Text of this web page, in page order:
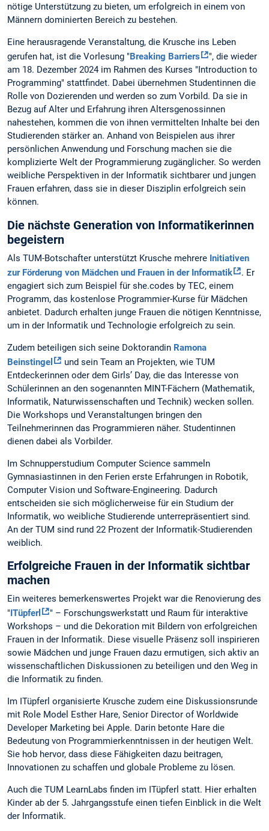
nötige Unterstützung zu bieten, um erfolgreich in einem von
Männern dominierten Bereich zu bestehen.
Eine herausragende Veranstaltung, die Krusche ins Leben
gerufen hat, ist die Vorlesung " Breaking Barriers
", die wieder
am 18. Dezember 2024 im Rahmen des Kurses "Introduction to
Programming" stattfindet. Dabei übernehmen Studentinnen die
Rolle von Dozierenden und werden so zum Vorbild. Da sie in
Bezug auf Alter und Erfahrung ihren Altersgenossinnen
nahestehen, kommen die von ihnen vermittelten Inhalte bei den
Studierenden stärker an. Anhand von Beispielen aus ihrer
persönlichen Anwendung und Forschung machen sie die
komplizierte Welt der Programmierung zugänglicher. So werden
weibliche Perspektiven in der Informatik sichtbarer und jungen
Frauen erfahren, dass sie in dieser Disziplin erfolgreich sein
können.
Die nächste Generation von Informatikerinnen
begeistern
Als TUM-Botschafter unterstützt Krusche mehrere Initiativen
zur Förderung von Mädchen und Frauen in der Informatik
. Er
engagiert sich zum Beispiel für she.codes by TEC, einem
Programm, das kostenlose Programmier-Kurse für Mädchen
anbietet. Dadurch erhalten junge Frauen die nötigen Kenntnisse,
um in der Informatik und Technologie erfolgreich zu sein.
Zudem beteiligen sich seine Doktorandin Ramona
Beinstingel
und sein Team an Projekten, wie TUM
Entdeckerinnen oder dem Girls’ Day, die das Interesse von
Schülerinnen an den sogenannten MINT-Fächern (Mathematik,
Informatik, Naturwissenschaften und Technik) wecken sollen.
Die Workshops und Veranstaltungen bringen den
Teilnehmerinnen das Programmieren näher. Studentinnen
dienen dabei als Vorbilder.
Im Schnupperstudium Computer Science sammeln
Gymnasiastinnen in den Ferien erste Erfahrungen in Robotik,
Computer Vision und Software-Engineering. Dadurch
entscheiden sie sich möglicherweise für ein Studium der
Informatik, wo weibliche Studierende unterrepräsentiert sind.
An der TUM sind rund 22 Prozent der Informatik-Studierenden
weiblich.
Erfolgreiche Frauen in der Informatik sichtbar
machen
Ein weiteres bemerkenswertes Projekt war die Renovierung des
"ITüpferl
" – Forschungswerkstatt und Raum für interaktive
Workshops – und die Dekoration mit Bildern von erfolgreichen
Frauen in der Informatik. Diese visuelle Präsenz soll inspirieren
sowie Mädchen und junge Frauen dazu ermutigen, sich aktiv an
wissenschaftlichen Diskussionen zu beteiligen und den Weg in
die Informatik zu finden.
Im ITüpferl organisierte Krusche zudem eine Diskussionsrunde
mit Role Model Esther Hare, Senior Director of Worldwide
Developer Marketing bei Apple. Darin betonte Hare die
Bedeutung von Programmierkenntnissen in der heutigen Welt.
Sie hob hervor, dass diese Fähigkeiten dazu beitragen,
Innovationen zu schaffen und globale Probleme zu lösen.
Auch die TUM LearnLabs finden im ITüpferl statt. Hier erhalten
Kinder ab der 5. Jahrgangsstufe einen tiefen Einblick in die Welt
der Informatik.